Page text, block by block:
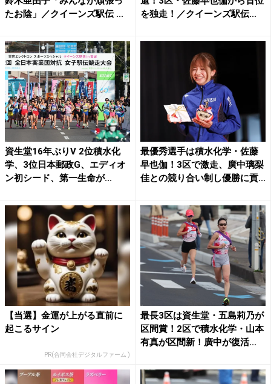
たお陰」／クイーンズ駅伝 ...
を独走！／クイーンズ駅伝...
資生堂16年ぶりV 2位積水化
学、3位日本郵政G、エディオ
ン初シード、第一生命が...
最優秀選手は積水化学・佐藤
早也伽！3区で激走、廣中璃梨
佳との競り合い制し優勝に貢...
【当選】金運が上がる直前に
起こるサイン
PR(合同会社デジタルファーム )
最長3区は資生堂・五島莉乃が
区間賞！2区で積水化学・山本
有真が区間新！廣中が復活...